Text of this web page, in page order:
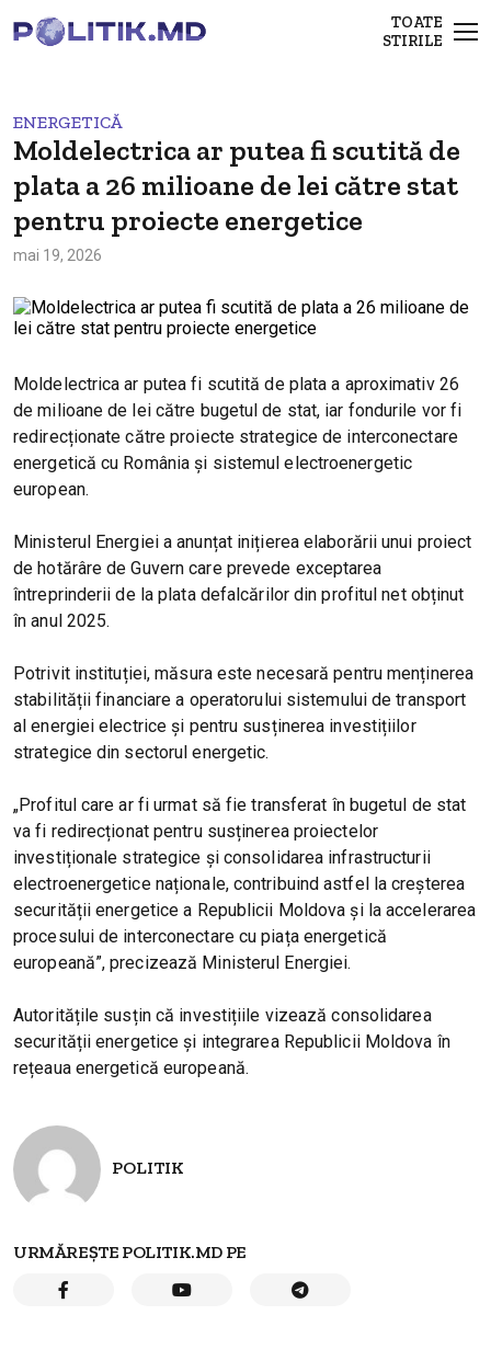
TOATE
STIRILE
ENERGETICĂ
Moldelectrica ar putea fi scutită de
plata a 26 milioane de lei către stat
pentru proiecte energetice
mai 19, 2026
Moldelectrica ar putea fi scutită de plata a aproximativ 26
de milioane de lei către bugetul de stat, iar fondurile vor fi
redirecționate către proiecte strategice de interconectare
energetică cu România și sistemul electroenergetic
european.
Ministerul Energiei a anunțat inițierea elaborării unui proiect
de hotărâre de Guvern care prevede exceptarea
întreprinderii de la plata defalcărilor din profitul net obținut
în anul 2025.
Potrivit instituției, măsura este necesară pentru menținerea
stabilității financiare a operatorului sistemului de transport
al energiei electrice și pentru susținerea investițiilor
strategice din sectorul energetic.
„Profitul care ar fi urmat să fie transferat în bugetul de stat
va fi redirecționat pentru susținerea proiectelor
investiționale strategice și consolidarea infrastructurii
electroenergetice naționale, contribuind astfel la creșterea
securității energetice a Republicii Moldova și la accelerarea
procesului de interconectare cu piața energetică
europeană”, precizează Ministerul Energiei.
Autoritățile susțin că investițiile vizează consolidarea
securității energetice și integrarea Republicii Moldova în
rețeaua energetică europeană.
POLITIK
URMĂREȘTE POLITIK.MD PE